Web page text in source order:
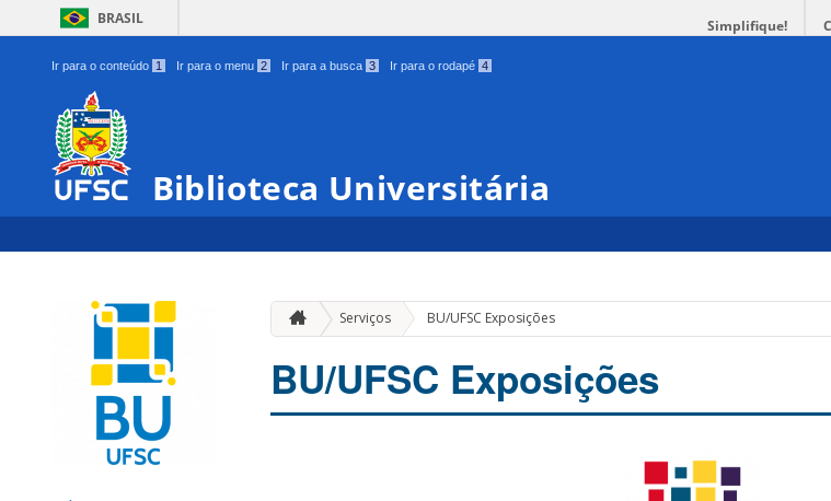
BRASIL Simplifique!
Ir para o conteúdo 1 Ir para o menu 2 Ir para a busca 3 Ir para o rodapé 4
Biblioteca Universitária
Serviços BU/UFSC Exposições
BU/UFSC Exposições